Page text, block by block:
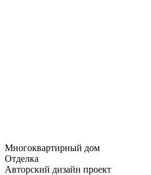
Многоквартирный дом
Отделка
Авторский дизайн проект